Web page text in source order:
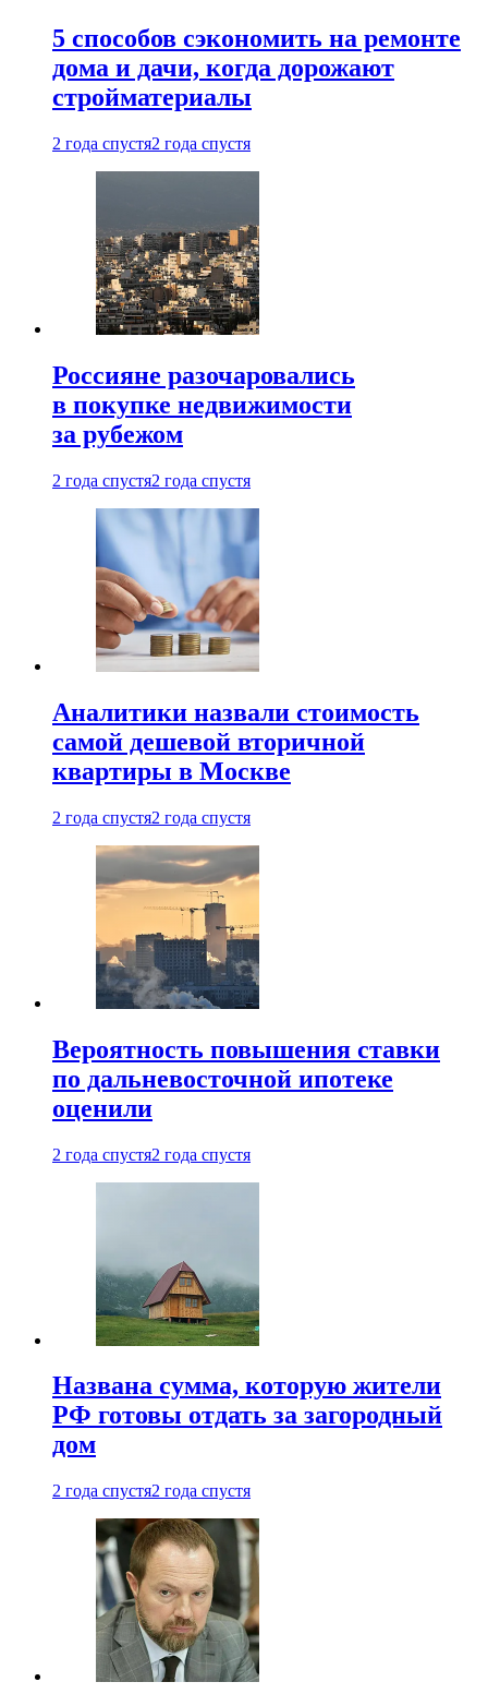
5 способов сэкономить на ремонте
дома и дачи, когда дорожают
стройматериалы
2 года спустя2 года спустя
Россияне разочаровались
в покупке недвижимости
за рубежом
2 года спустя2 года спустя
Аналитики назвали стоимость
самой дешевой вторичной
квартиры в Москве
2 года спустя2 года спустя
Вероятность повышения ставки
по дальневосточной ипотеке
оценили
2 года спустя2 года спустя
Названа сумма, которую жители
РФ готовы отдать за загородный
дом
2 года спустя2 года спустя